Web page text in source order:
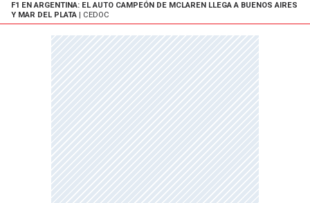
F1 EN ARGENTINA: EL AUTO CAMPEÓN DE MCLAREN LLEGA A BUENOS AIRES
Y MAR DEL PLATA | CEDOC